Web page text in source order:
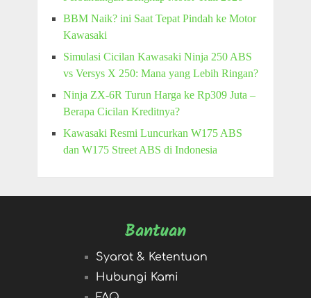
BBM Naik? ini Saat Tepat Pindah ke Motor
Kawasaki
Simulasi Cicilan Kawasaki Ninja 250 ABS
vs Versys X 250: Mana yang Lebih Ringan?
Ninja ZX-6R Turun Harga ke Rp309 Juta –
Berapa Cicilan Kreditnya?
Kawasaki Resmi Luncurkan W175 ABS
dan W175 Street ABS di Indonesia
Bantuan
Syarat & Ketentuan
Hubungi Kami